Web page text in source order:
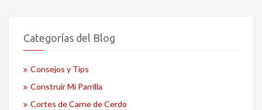
Categorías del Blog
Consejos y Tips
Construir Mi Parrilla
Cortes de Carne de Cerdo